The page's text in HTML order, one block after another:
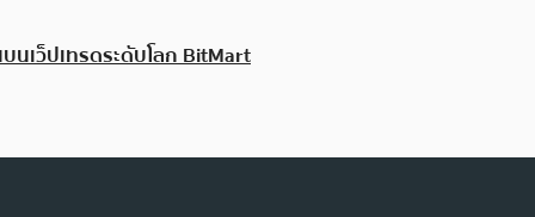
เว็ปเทรดระดับโลก BitMart